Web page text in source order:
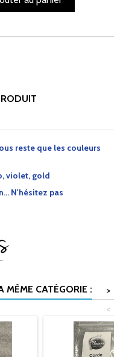
reste que les couleurs
violet, gold
N'hésitez pas
CATÉGORIE :
>
<